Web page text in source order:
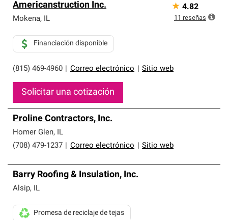
Americanstruction Inc.
Mokena, IL
(815) 469-4960 Correo electrónico Sitio web
Financiación disponible
Solicitar una cotización
★ 4.82
11 reseñas
Proline Contractors, Inc.
Homer Glen, IL
(708) 479-1237
Correo electrónico Sitio web
Barry Roofing & Insulation, Inc.
Alsip, IL
Promesa de reciclaje de tejas